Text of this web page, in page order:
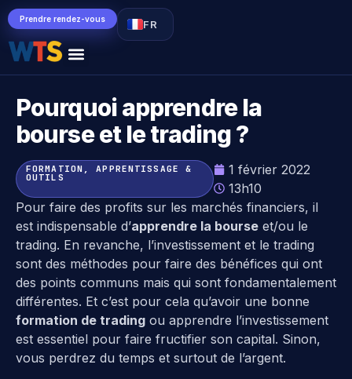
Prendre rendez-vous FR
Pourquoi apprendre la
bourse et le trading ?
FORMATION, APPRENTISSAGE &
OUTILS
1 février 2022
13h10
Pour faire des profits sur les marchés financiers, il
est indispensable d’apprendre la bourse et/ou le
trading. En revanche, l’investissement et le trading
sont des méthodes pour faire des bénéfices qui ont
des points communs mais qui sont fondamentalement
différentes. Et c’est pour cela qu’avoir une bonne
formation de trading ou apprendre l’investissement
est essentiel pour faire fructifier son capital. Sinon,
vous perdrez du temps et surtout de l’argent.